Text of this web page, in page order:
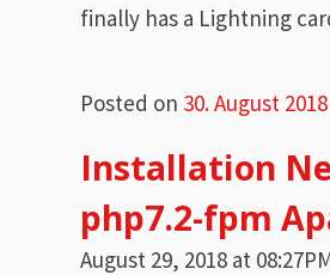
finally has a Lightning
Posted on 30. August 2018
Installation
php7.2-fpm
August 29, 2018 at